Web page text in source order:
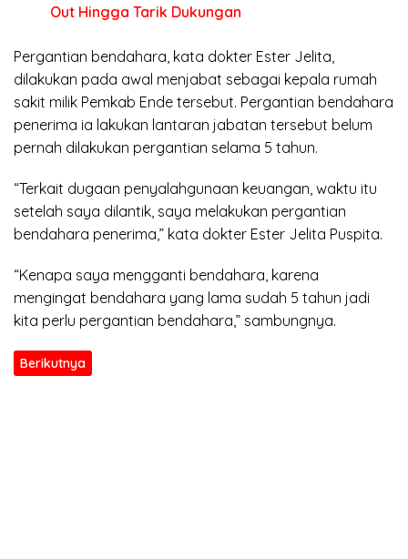
Out Hingga Tarik Dukungan
Pergantian bendahara, kata dokter Ester Jelita,
dilakukan pada awal menjabat sebagai kepala rumah
sakit milik Pemkab Ende tersebut. Pergantian bendahara
penerima ia lakukan lantaran jabatan tersebut belum
pernah dilakukan pergantian selama 5 tahun.
“Terkait dugaan penyalahgunaan keuangan, waktu itu
setelah saya dilantik, saya melakukan pergantian
bendahara penerima,” kata dokter Ester Jelita Puspita.
“Kenapa saya mengganti bendahara, karena
mengingat bendahara yang lama sudah 5 tahun jadi
kita perlu pergantian bendahara,” sambungnya.
Berikutnya